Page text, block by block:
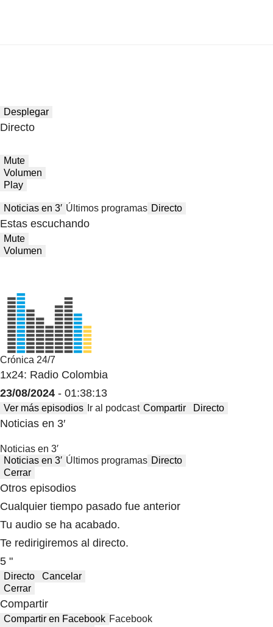
Desplegar
Directo
Mute
Volumen
Play
Noticias en 3′ Últimos programas Directo
Estas escuchando
Mute
Volumen
Crónica 24/7
1x24: Radio Colombia
23/08/2024 - 01:38:13
Ver más episodios Ir al podcast Compartir Directo
Noticias en 3′
Noticias en 3′
Noticias en 3′ Últimos programas Directo
Cerrar
Otros episodios
Cualquier tiempo pasado fue anterior
Tu audio se ha acabado.
Te redirigiremos al directo.
5 "
Directo
Cancelar
Cerrar
Compartir
Compartir en Facebook Facebook